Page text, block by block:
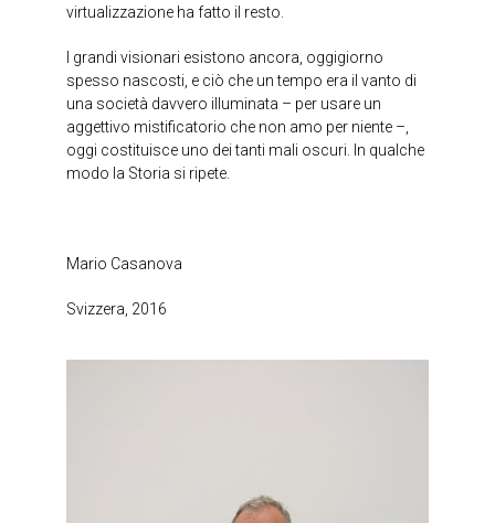
virtualizzazione ha fatto il resto.
I grandi visionari esistono ancora, oggigiorno
spesso nascosti, e ciò che un tempo era il vanto di
una società davvero illuminata – per usare un
aggettivo mistificatorio che non amo per niente –,
oggi costituisce uno dei tanti mali oscuri. In qualche
modo la Storia si ripete.
Mario Casanova
Svizzera, 2016